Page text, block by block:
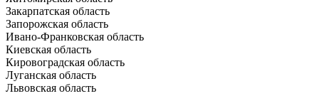
Закарпатская область
Запорожская область
Ивано-Франковская область
Киевская область
Кировоградская область
Луганская область
Львовская область